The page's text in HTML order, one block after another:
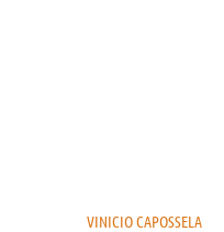
VINICIO CAPOSSELA